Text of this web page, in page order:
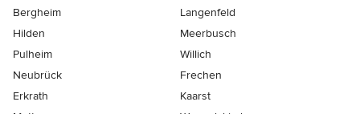
Bergheim
Langenfeld
Hilden
Meerbusch
Pulheim
Willich
Neubrück
Frechen
Erkrath
Kaarst